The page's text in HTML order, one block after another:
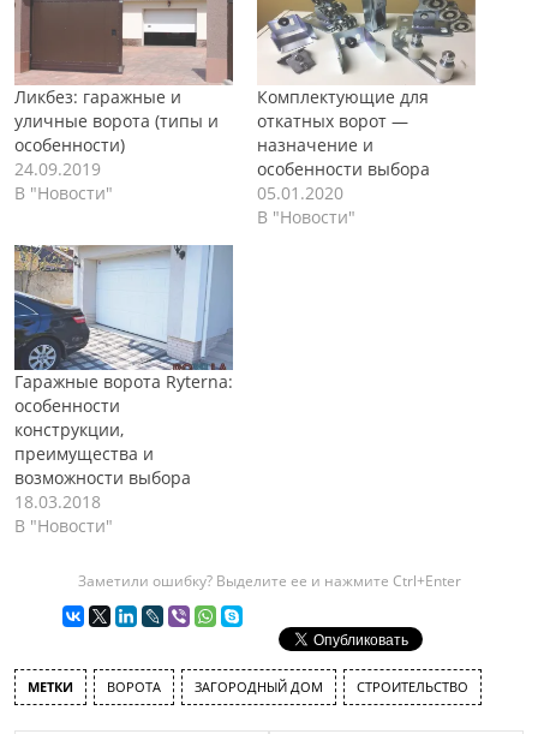
Ликбез: гаражные и
уличные ворота (типы и
особенности)
24.09.2019
В "Новости"
Комплектующие для
откатных ворот —
назначение и
особенности выбора
05.01.2020
В "Новости"
Гаражные ворота Ryterna:
особенности
конструкции,
преимущества и
возможности выбора
18.03.2018
В "Новости"
Заметили ошибку? Выделите ее и нажмите Ctrl+Enter
МЕТКИ ВОРОТА ЗАГОРОДНЫЙ ДОМ СТРОИТЕЛЬСТВО